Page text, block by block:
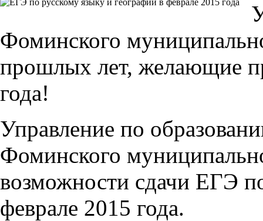
Фоминского
прошлых лет, желающие
года!
Управление по
Фоминского
возможности сдачи ЕГЭ
феврале 2015 года.